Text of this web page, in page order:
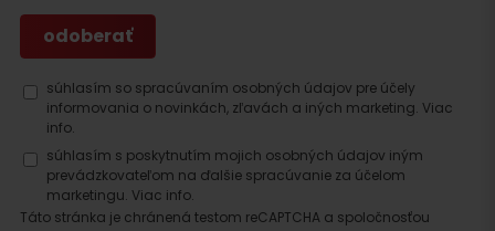
súhlasím so spracúvaním osobných údajov pre účely
informovania o novinkách, zľavách a iných marketing. Viac
info.
súhlasím s poskytnutím mojich osobných údajov iným
prevádzkovateľom na ďalšie spracúvanie za účelom
marketingu. Viac info.
Táto stránka je chránená testom reCAPTCHA a spoločnosťou